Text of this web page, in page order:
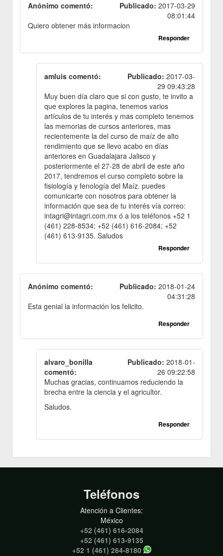
Anónimo comentó: Publicado: 2017-03-29
08:01:44
Quiero obtener más informacion
Responder
amluis comentó: Publicado: 2017-03-
29 09:43:28
Muy buen día claro que si con gusto, te invito a
que explores la pagina, tenemos varios
artículos de tu interés y mas completo tenemos
las memorias de cursos anteriores, mas
recientemente la del curso de maíz de alto
rendimiento que se llevo acabo en días
anteriores en Guadalajara Jalisco y
posteriormente el 27-28 de abril de este año
2017, tendremos el curso completo sobre la
fisiología y fenología del Maíz. puedes
comunicarte con nosotros para obtener la
información que sea de tu interés vía correo:
intagri@intagri.com.mx ó a los teléfonos +52 1
(461) 228-8534; +52 (461) 616-2084; +52
(461) 613-9135. Saludos
Responder
Anónimo comentó: Publicado: 2018-01-24
04:31:28
Esta genial la información los felicito.
Responder
alvaro_bonilla
comentó:
Publicado: 2018-01-
26 09:22:58
Muchas gracias, continuamos reduciendo la
brecha entre la ciencia y el agricultor.
Saludos.
Responder
Teléfonos
Atención a Clientes:
México
+52 (461) 616-2084
+52 (461) 613-9135
+52 1 (461) 264-8180